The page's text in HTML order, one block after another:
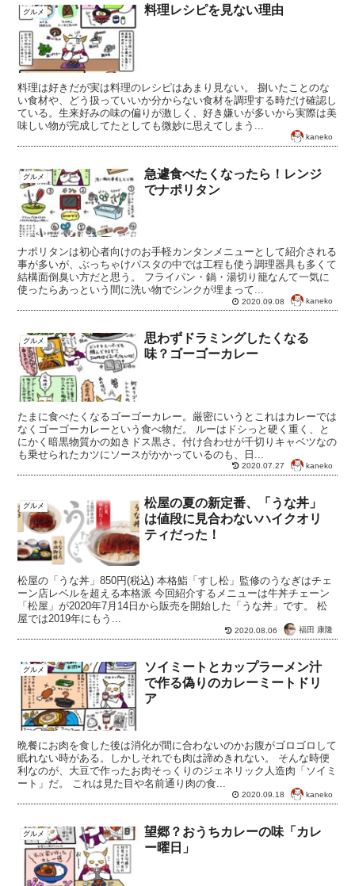
グルメ 料理レシピを見ない理由
料理は好きだが実は料理のレシピはあまり見ない。 捌いたことのな
い食材や、どう扱っていいか分からない食材を調理する時だけ確認し
ている。生来好みの味の偏りが激しく、好き嫌いが多いから実際は美
味しい物が完成してたとしても微妙に思えてしまう...
kaneko
グルメ
急遽食べたくなったら！レンジ
でナポリタン
ナポリタンは初心者向けのお手軽カンタンメニューとして紹介される
事が多いが、ぶっちゃけパスタの中では工程も使う調理器具も多くて
結構面倒臭い方だと思う。 フライパン・鍋・湯切り籠なんて一気に
使ったらあっという間に洗い物でシンクが埋まって...
2020.09.08 kaneko
グルメ
思わずドラミングしたくなる
味？ゴーゴーカレー
たまに食べたくなるゴーゴーカレー。厳密にいうとこれはカレーでは
なくゴーゴーカレーという食べ物だ。 ルーはドシっと硬く重く、と
にかく暗黒物質かの如きドス黒さ。付け合わせが千切りキャベツなの
も乗せられたカツにソースがかかっているのも、日...
2020.07.27 kaneko
グルメ
松屋の夏の新定番、「うな丼」
は値段に見合わないハイクオリ
ティだった！
松屋の「うな丼」850円(税込) 本格鮨「すし松」監修のうなぎはチェ
ーン店レベルを超える本格派 今回紹介するメニューは牛丼チェーン
「松屋」が2020年7月14日から販売を開始した「うな丼」です。 松
屋では2019年にもう...
2020.08.06 福田 康隆
グルメ
ソイミートとカップラーメン汁
で作る偽りのカレーミートドリ
ア
晩餐にお肉を食した後は消化が間に合わないのかお腹がゴロゴロして
眠れない時がある。しかしそれでも肉は諦めきれない。 そんな時便
利なのが、大豆で作ったお肉そっくりのジェネリック人造肉「ソイミ
ート」だ。 これは見た目や名前通り肉の食...
2020.09.18 kaneko
グルメ
望郷？おうちカレーの味「カレ
ー曜日」